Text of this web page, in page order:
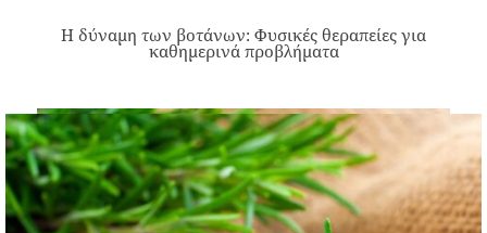
Η δύναμη των βοτάνων: Φυσικές θεραπείες για
καθημερινά προβλήματα